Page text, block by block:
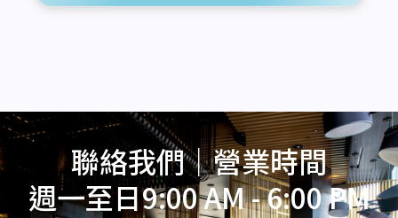
聯絡我們｜營業時間
週一至日9:00 AM - 6:00 PM